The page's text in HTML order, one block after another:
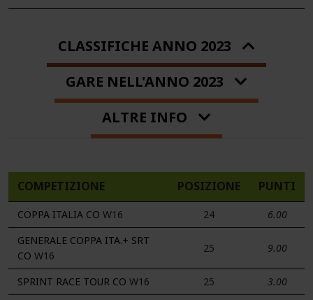
CLASSIFICHE ANNO 2023
GARE NELL'ANNO 2023
ALTRE INFO
COMPETIZIONE POSIZIONE PUNTI
COPPA ITALIA CO W16 24
6.00
GENERALE COPPA ITA.+ SRT
CO W16
25 9.00
SPRINT RACE TOUR CO W16 25 3.00